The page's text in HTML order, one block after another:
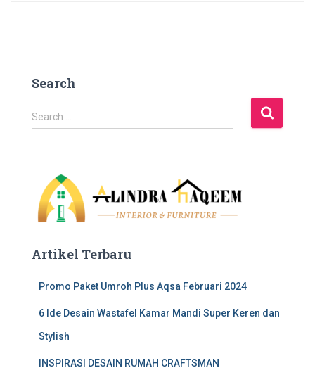
Search
S
e
Search …
Artikel Terbaru
Promo Paket Umroh Plus Aqsa Februari 2024
6 Ide Desain Wastafel Kamar Mandi Super Keren dan
Stylish
INSPIRASI DESAIN RUMAH CRAFTSMAN